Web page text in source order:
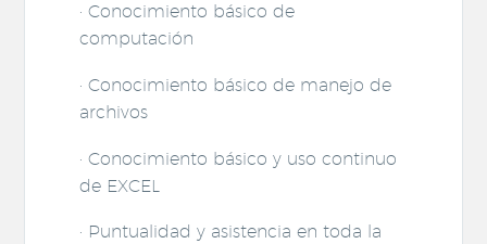
· Conocimiento básico de
computación
· Conocimiento básico de manejo de
archivos
· Conocimiento básico y uso continuo
de EXCEL
· Puntualidad y asistencia en toda la